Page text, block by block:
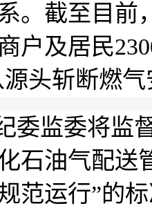
。截至目前
户及居民
源头斩断燃
委监委将监
石油气配送
范运行”的